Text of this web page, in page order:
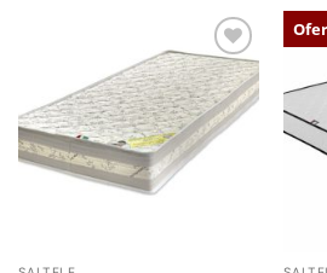
Adaugă
în
wishlist